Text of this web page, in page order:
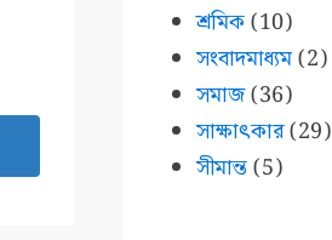
শ্রমিক(10)
সংবাদমাধ্যম(2)
সমাজ(36)
সাক্ষাৎকার(29)
সীমান্ত(5)